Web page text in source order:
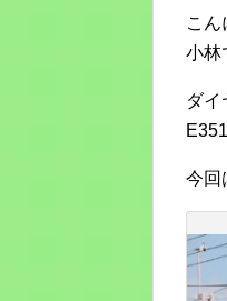
こん
小林
ダイ
今回